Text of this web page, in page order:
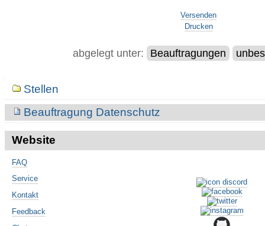
Versenden
Drucken
abgelegt unter: Beauftragungen
Navigation
Stellen
Beauftragung Datenschutz
Website
FAQ
Service
Kontakt
Feedback